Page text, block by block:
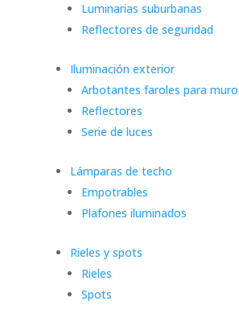
Luminarias suburbanas
Reflectores de seguridad
Iluminación exterior
Arbotantes faroles para muro
Reflectores
Serie de luces
Lámparas de techo
Empotrables
Plafones iluminados
Rieles y spots
Rieles
Spots